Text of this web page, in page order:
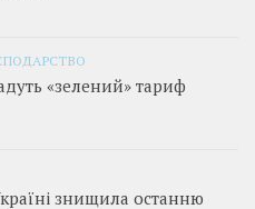
«зелений» тариф
знищила останню